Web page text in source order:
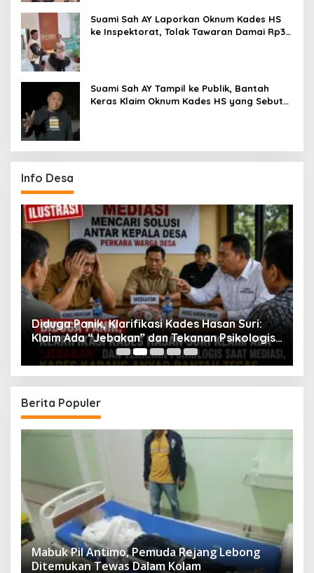
Suami Sah AY Laporkan Oknum Kades HS
ke Inspektorat, Tolak Tawaran Damai Rp3
Suami Sah AY Tampil ke Publik, Bantah
Keras Klaim Oknum Kades HS yang Sebut
Info Desa
Diduga Panik, Klarifikasi Kades Hasan Suri:
Klaim Ada “Jebakan” dan Tekanan Psikologis
Saat Mediasi, Kades Karang Anyar Bantah
Tegas
Berita Populer
Mabuk Pil Antimo, Pemuda Rejang Lebong
Ditemukan Tewas Dalam Kolam